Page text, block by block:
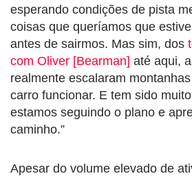
esperando condições de pista
coisas que queríamos que
antes de sairmos. Mas sim, dos
com Oliver [Bearman] até aqui,
realmente escalaram
carro funcionar. E tem sido
estamos seguindo o plano e
caminho.”
Apesar do volume elevado de